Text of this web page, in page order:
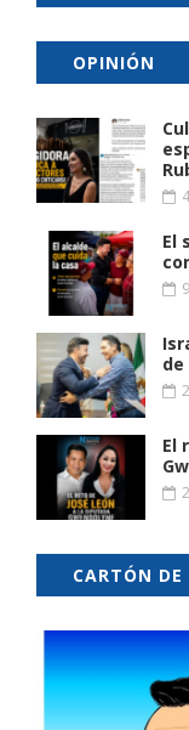
OPINIÓN
El
de
El
CARTÓN DE